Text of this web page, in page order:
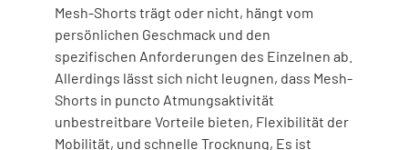
Mesh-Shorts trägt oder nicht, hängt vom
persönlichen Geschmack und den
spezifischen Anforderungen des Einzelnen ab.
Allerdings lässt sich nicht leugnen, dass Mesh-
Shorts in puncto Atmungsaktivität
unbestreitbare Vorteile bieten, Flexibilität der
Mobilität, und schnelle Trocknung, Es ist